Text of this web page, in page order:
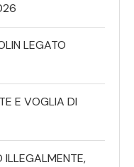
LEGATO
E VOGLIA DI
ILLEGALMENTE,